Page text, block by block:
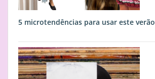
5 microtendências para usar este verão